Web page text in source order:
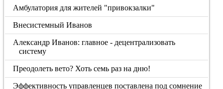
Амбулатория для жителей "привокзалки"
Внесистемный Иванов
Александр Иванов: главное - децентрализовать
систему
Преодолеть вето? Хоть семь раз на дню!
Эффективность управленцев поставлена под сомнение